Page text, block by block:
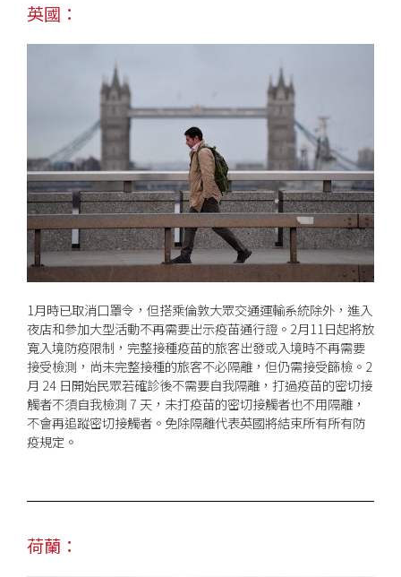
英國：
1月時已取消口罩令，但搭乘倫敦大眾交通運輸系統除外，進入
夜店和參加大型活動不再需要出示疫苗通行證。2月11日起將放
寬入境防疫限制，完整接種疫苗的旅客出發或入境時不再需要
接受檢測，尚未完整接種的旅客不必隔離，但仍需接受篩檢。2
月 24 日開始民眾若確診後不需要自我隔離，打過疫苗的密切接
觸者不須自我檢測 7 天，未打疫苗的密切接觸者也不用隔離，
不會再追蹤密切接觸者。免除隔離代表英國將結束所有所有防
疫規定。
荷蘭：